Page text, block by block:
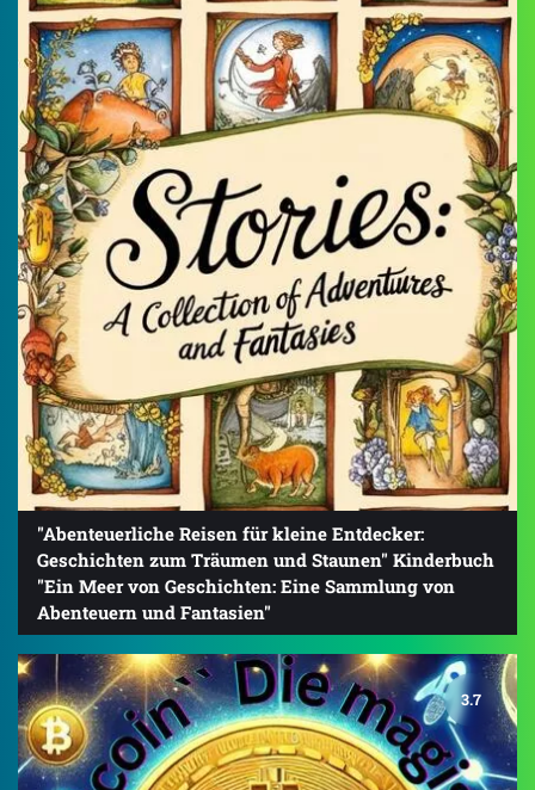
"Abenteuerliche Reisen für kleine Entdecker:
Geschichten zum Träumen und Staunen" Kinderbuch
"Ein Meer von Geschichten: Eine Sammlung von
Abenteuern und Fantasien"
3.7